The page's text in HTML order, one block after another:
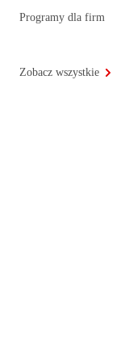
Programy dla firm
Zobacz wszystkie